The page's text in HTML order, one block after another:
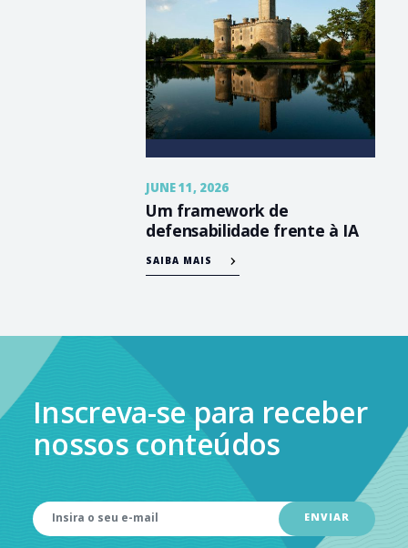
JUNE 11, 2026
Um framework de
defensabilidade frente à IA
SAIBA MAIS
Inscreva-se para receber
nossos conteúdos